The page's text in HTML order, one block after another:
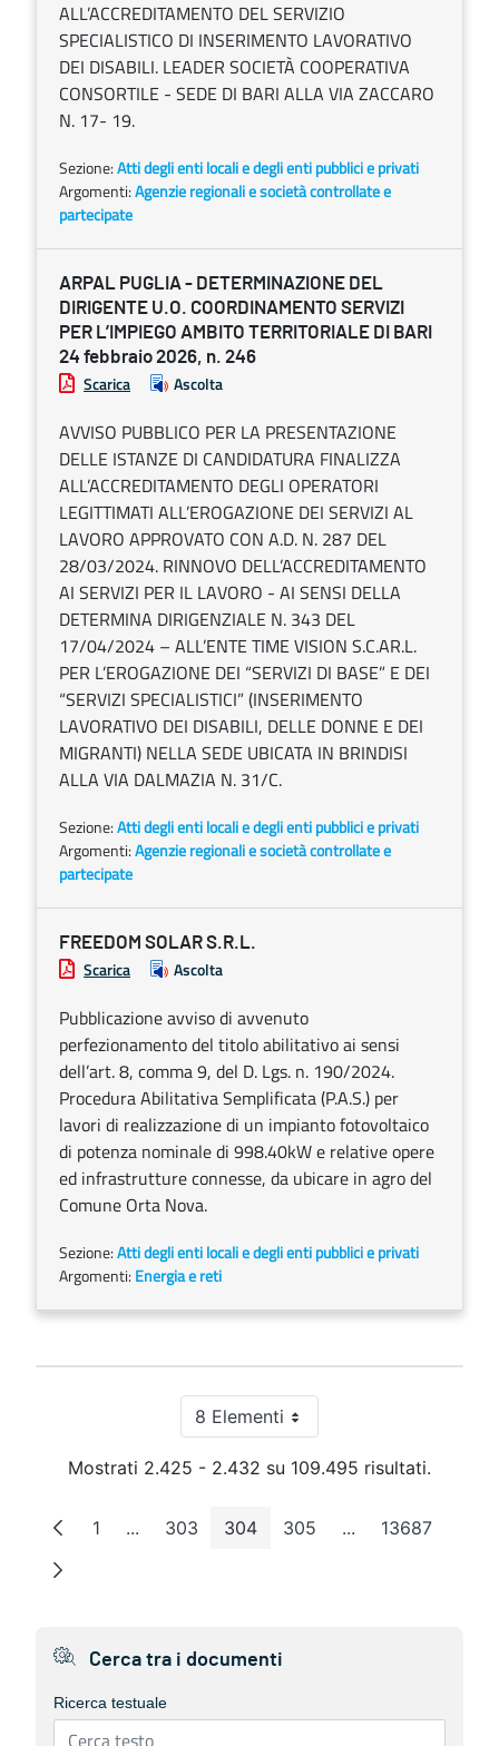
ALL’ACCREDITAMENTO DEL SERVIZIO
SPECIALISTICO DI INSERIMENTO LAVORATIVO
DEI DISABILI. LEADER SOCIETÀ COOPERATIVA
CONSORTILE - SEDE DI BARI ALLA VIA ZACCARO
N. 17- 19.
Sezione:Atti degli enti locali e degli enti pubblici e privati
Argomenti:Agenzie regionali e società controllate e
partecipate
ARPAL PUGLIA - DETERMINAZIONE DEL
DIRIGENTE U.O. COORDINAMENTO SERVIZI
PER L’IMPIEGO AMBITO TERRITORIALE DI BARI
24 febbraio 2026, n. 246
Scarica Ascolta
AVVISO PUBBLICO PER LA PRESENTAZIONE
DELLE ISTANZE DI CANDIDATURA FINALIZZA
ALL’ACCREDITAMENTO DEGLI OPERATORI
LEGITTIMATI ALL’EROGAZIONE DEI SERVIZI AL
LAVORO APPROVATO CON A.D. N. 287 DEL
28/03/2024. RINNOVO DELL’ACCREDITAMENTO
AI SERVIZI PER IL LAVORO - AI SENSI DELLA
DETERMINA DIRIGENZIALE N. 343 DEL
17/04/2024 – ALL’ENTE TIME VISION S.C.AR.L.
PER L’EROGAZIONE DEI “SERVIZI DI BASE” E DEI
“SERVIZI SPECIALISTICI” (INSERIMENTO
LAVORATIVO DEI DISABILI, DELLE DONNE E DEI
MIGRANTI) NELLA SEDE UBICATA IN BRINDISI
ALLA VIA DALMAZIA N. 31/C.
Sezione:Atti degli enti locali e degli enti pubblici e privati
Argomenti:Agenzie regionali e società controllate e
partecipate
FREEDOM SOLAR S.R.L.
Scarica Ascolta
Pubblicazione avviso di avvenuto
perfezionamento del titolo abilitativo ai sensi
dell’art. 8, comma 9, del D. Lgs. n. 190/2024.
Procedura Abilitativa Semplificata (P.A.S.) per
lavori di realizzazione di un impianto fotovoltaico
di potenza nominale di 998.40kW e relative opere
ed infrastrutture connesse, da ubicare in agro del
Comune Orta Nova.
Sezione:Atti degli enti locali e degli enti pubblici e privati
Argomenti: Energia e reti
8 ElementiPer pagina
Mostrati 2.425 - 2.432 su 109.495 risultati.
Pagina
1 ...Pagine intermedie
Pagina
303 Pagina
304 Pagina
305 ...Pagine intermedie
Pagina
13687
Cerca tra i documenti
Ricerca testuale